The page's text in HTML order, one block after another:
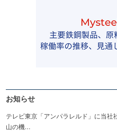
お知らせ
テレビ東京「アンパラレルド」に当
山の機...